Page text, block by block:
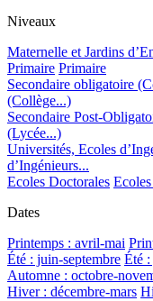
Niveaux
Maternelle et Jardins
Primaire Primaire
Secondaire obligatoire
(Collège...)
Secondaire Post-
(Lycée...)
Universités, Ecoles
d’Ingénieurs...
Ecoles Doctorales
Dates
Printemps : avril-mai
Été : juin-septembre Été
Automne : octobre-
Hiver : décembre-mars